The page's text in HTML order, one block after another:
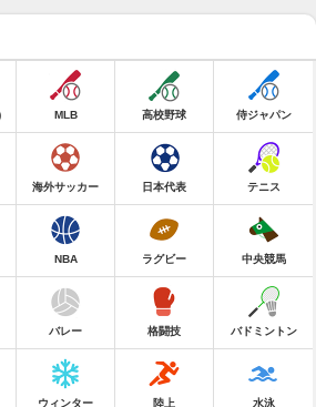
MLB 高校野球 侍ジャパン
海外サッカー 日本代表 テニス
NBA ラグビー 中央競馬
バレー 格闘技 バドミントン
ウィンター 陸上 水泳